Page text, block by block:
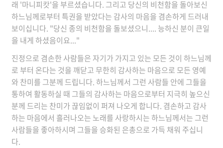
래 '마니피캇'을 부르셨습니다. 그리고 당신의 비천함을 돌아보신
하느님께로부터 특권을 받았다는 감사의 마음을 겸손하게 드러내
보이십니다. "당신 종의 비천함을 돌보셨으니.... 능하신 분이 큰일
을 내게 하셨음이요..."
진정으로 겸손한 사람들은 자기가 가지고 있는 모든 것이 하느님께
로 부터 온다는 것을 깨닫고 무한히 감사하는 마음으로 모든 영예
와 찬미를 그분께 드립니다. 하느님께서 그런 사람들 안에 그들을
통하여 활동하실 때 그들의 감사하는 마음으로부터 지극히 높으신
분께 드리는 찬미가 끊임없이 퍼져 나오게 합니다. 겸손하고 감사
하는 마음에서 흘러나오는 노래를 사랑하시는 하느님께서는 그런
사람들을 좋아하시며 그들을 승화된 은총으로 가득 채워 주십니
다.